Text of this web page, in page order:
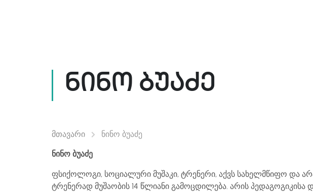
ნინო ბუაძე
მთავარი ნინო ბუაძე
ნინო ბუაძე
ფსიქოლოგი, სოციალური მუშაკი, ტრენერი, აქვს სახელმწიფო და
ტრენერად მუშაობის 14 წლიანი გამოცდილება. არის